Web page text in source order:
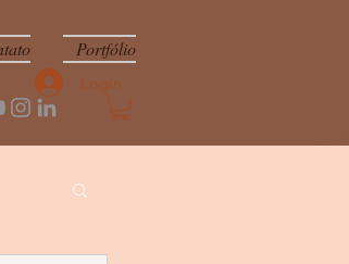
Portfólio
Login